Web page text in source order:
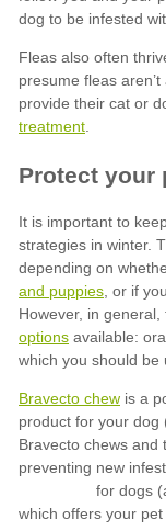
treatment
and puppies
options
Bravecto chew